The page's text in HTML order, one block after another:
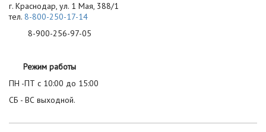
г. Краснодар, ул. 1 Мая, 388/1
тел. 8-800-250-17-14
8-900-256-97-05
Режим работы
ПН -ПТ с 10:00 до 15:00
СБ - ВС выходной.